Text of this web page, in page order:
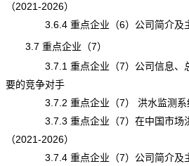
（2021-2026）
3.6.4 重点企业（6）公司简介及
3.7 重点企业（7）
3.7.1 重点企业（7）公司信息、总
要的竞争对手
3.7.2 重点企业（7） 洪水监测系统
3.7.3 重点企业（7）在中国市场洪
（2021-2026）
3.7.4 重点企业（7）公司简介及